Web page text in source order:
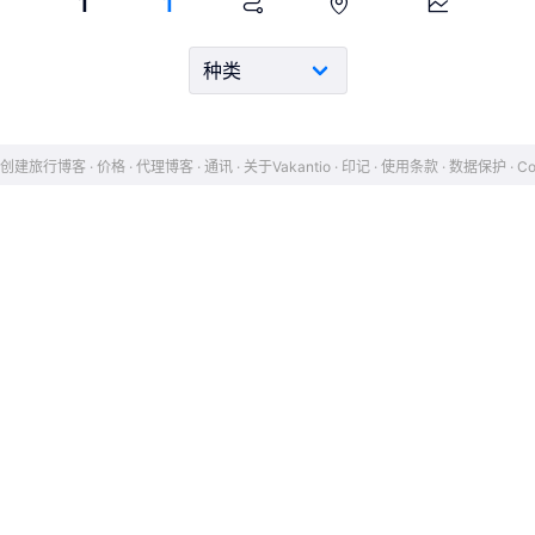
创建旅行博客 价格 代理博客 通讯 关于Vakantio 印记 使用条款 数据保护